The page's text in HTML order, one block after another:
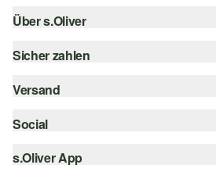
Hilfe & FAQ
Über s.Oliver
Newsletter
Career
Sicher zahlen
Rechnung
Versand
Sendungsverfolgung
Post AT
Social
instagram
s.Oliver App